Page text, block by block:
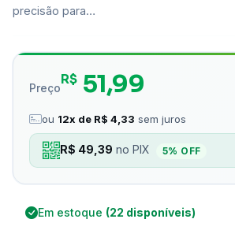
precisão para…
Preço
R$ 51,99
ou 12x de R$ 4,33 sem juros
R$ 49,39 no PIX 5% OFF
Em estoque (22 disponíveis)